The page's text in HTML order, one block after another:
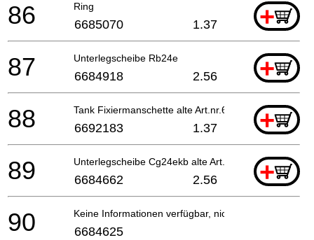
Ring +
86 6685070 1.37
Unterlegscheibe Rb24e +
87 6684918 2.56
Tank Fixiermanschette alte Art.nr.649-07250-20
+
88 6692183 1.37
Unterlegscheibe Cg24ekb alte Art.nr. 992-01050-01
+
89 6684662 2.56
Keine Informationen verfügbar, nicht bestellbar
90 6684625